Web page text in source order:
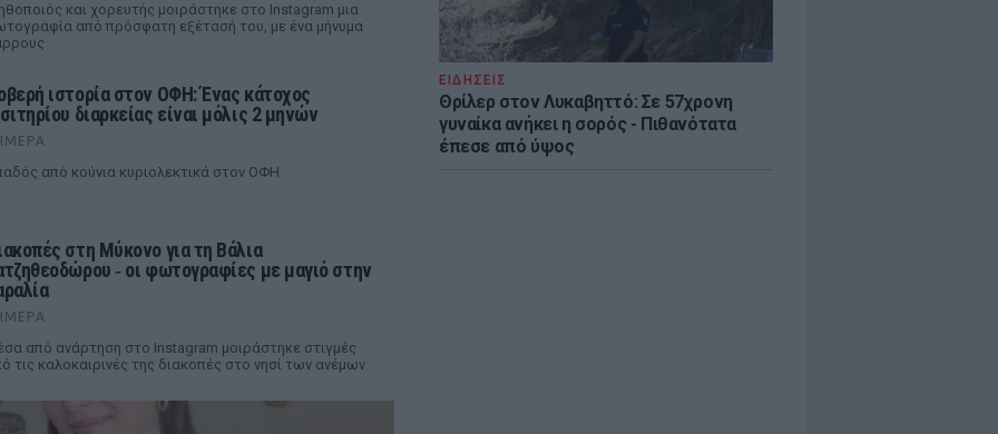
ΕΙΔΗΣΕΙΣ
Θρίλερ στον Λυκαβηττό: Σε 57χρονη
γυναίκα ανήκει η σορός - Πιθανότατα
έπεσε από ύψος
και χορευτής μοιράστηκε στο Instagram μια
από πρόσφατη εξέτασή του, με ένα μήνυμα
ιστορία στον ΟΦΗ: Ένας κάτοχος
διαρκείας είναι μόλις 2 μηνών
από κούνια κυριολεκτικά στον ΟΦΗ
στη Μύκονο για τη Βάλια
‑ οι φωτογραφίες με μαγιό στην
από ανάρτηση στο Instagram μοιράστηκε στιγμές
τις καλοκαιρινές της διακοπές στο νησί των ανέμων